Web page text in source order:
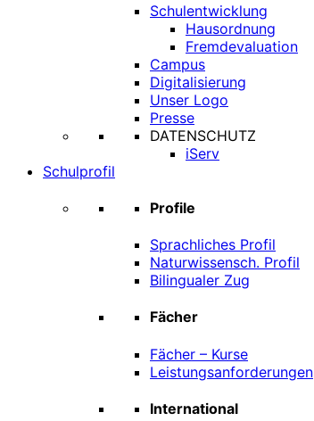
Schulentwicklung
Hausordnung
Fremdevaluation
Campus
Digitalisierung
Unser Logo
Presse
DATENSCHUTZ
iServ
Schulprofil
Profile
Sprachliches Profil
Naturwissensch. Profil
Bilingualer Zug
Fächer
Fächer – Kurse
Leistungsanforderungen
International